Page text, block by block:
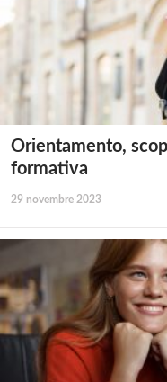
Orientamento,
formativa
29 novembre 2023